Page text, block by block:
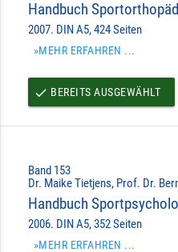
Handbuch
2007. DIN A5, 424 Seiten
»MEHR ERFAHREN ...
done BEREITS AUSGEWÄHLT
Band 153
Dr. Maike Tietjens, Prof. Dr.
Handbuch
2006. DIN A5, 352 Seiten
»MEHR ERFAHREN ...